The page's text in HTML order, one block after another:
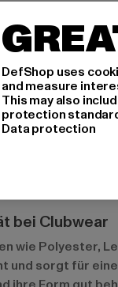
für exklusive
Look.
Leder für
während
jedem Outfit
bei Clubwear
wie Polyester,
und sorgt für
DefShop uses
and measure
This may also
protection
Data protection